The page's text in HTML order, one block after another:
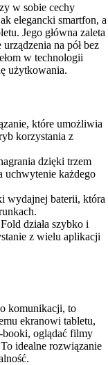
w sobie cechy
elegancki smartfon, a
Jego główna zaleta
na pół bez
w technologii
użytkowania.
które umożliwia
korzystania z
dzięki trzem
uchwytenie każdego
wydajnej baterii, która
działa szybko i
z wielu aplikacji
komunikacji, to
ekranowi tabletu,
booki, oglądać filmy
idealne rozwiązanie